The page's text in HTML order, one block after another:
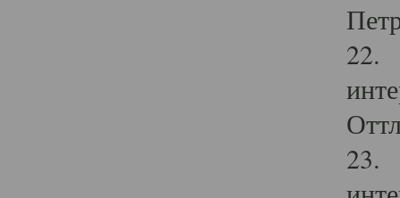
22.
23.